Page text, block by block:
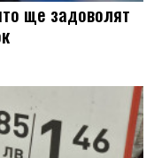
ще задоволят